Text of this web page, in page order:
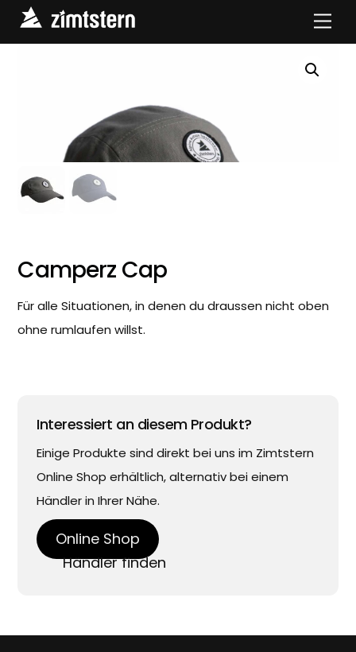
Skip
Camperz Cap
Für alle Situationen, in denen du draussen nicht oben
ohne rumlaufen willst.
Interessiert an diesem Produkt?
Einige Produkte sind direkt bei uns im Zimtstern
Online Shop erhältlich, alternativ bei einem
Händler in Ihrer Nähe.
Online Shop
Händler finden